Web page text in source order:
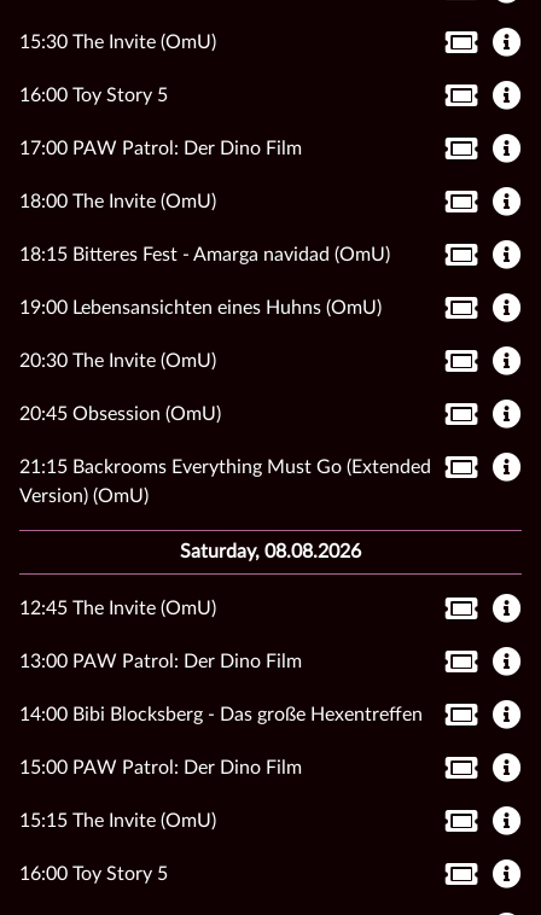
15:30 The Invite (OmU)
16:00 Toy Story 5
17:00 PAW Patrol: Der Dino Film
18:00 The Invite (OmU)
18:15 Bitteres Fest - Amarga navidad (OmU)
19:00 Lebensansichten eines Huhns (OmU)
20:30 The Invite (OmU)
20:45 Obsession (OmU)
21:15 Backrooms Everything Must Go (Extended
Version) (OmU)
Saturday, 08.08.2026
12:45 The Invite (OmU)
13:00 PAW Patrol: Der Dino Film
14:00 Bibi Blocksberg - Das große Hexentreffen
15:00 PAW Patrol: Der Dino Film
15:15 The Invite (OmU)
16:00 Toy Story 5